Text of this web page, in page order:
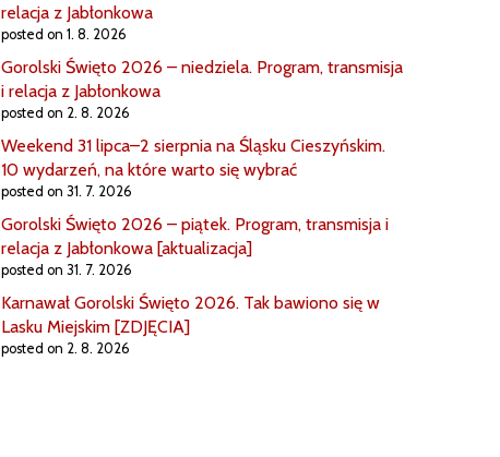
relacja z Jabłonkowa
posted on 1. 8. 2026
Gorolski Święto 2026 – niedziela. Program, transmisja
i relacja z Jabłonkowa
posted on 2. 8. 2026
Weekend 31 lipca–2 sierpnia na Śląsku Cieszyńskim.
10 wydarzeń, na które warto się wybrać
posted on 31. 7. 2026
Gorolski Święto 2026 – piątek. Program, transmisja i
relacja z Jabłonkowa [aktualizacja]
posted on 31. 7. 2026
Karnawał Gorolski Święto 2026. Tak bawiono się w
Lasku Miejskim [ZDJĘCIA]
posted on 2. 8. 2026